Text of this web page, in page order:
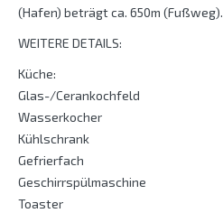
(Hafen) beträgt ca. 650m (Fußweg).
WEITERE DETAILS:
Küche:
Glas-/Cerankochfeld
Wasserkocher
Kühlschrank
Gefrierfach
Geschirrspülmaschine
Toaster